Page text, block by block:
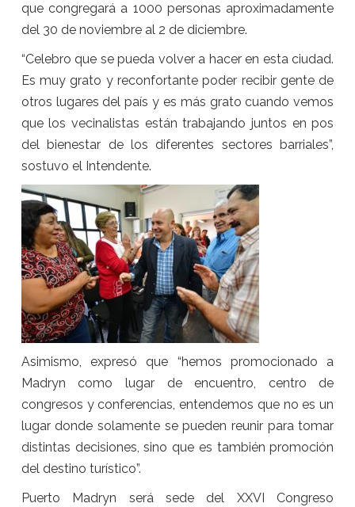
que congregará a 1000 personas aproximadamente
del 30 de noviembre al 2 de diciembre.
“Celebro que se pueda volver a hacer en esta ciudad.
Es muy grato y reconfortante poder recibir gente de
otros lugares del país y es más grato cuando vemos
que los vecinalistas están trabajando juntos en pos
del bienestar de los diferentes sectores barriales”,
sostuvo el Intendente.
Asimismo, expresó que “hemos promocionado a
Madryn como lugar de encuentro, centro de
congresos y conferencias, entendemos que no es un
lugar donde solamente se pueden reunir para tomar
distintas decisiones, sino que es también promoción
del destino turístico”.
Puerto Madryn será sede del XXVI Congreso